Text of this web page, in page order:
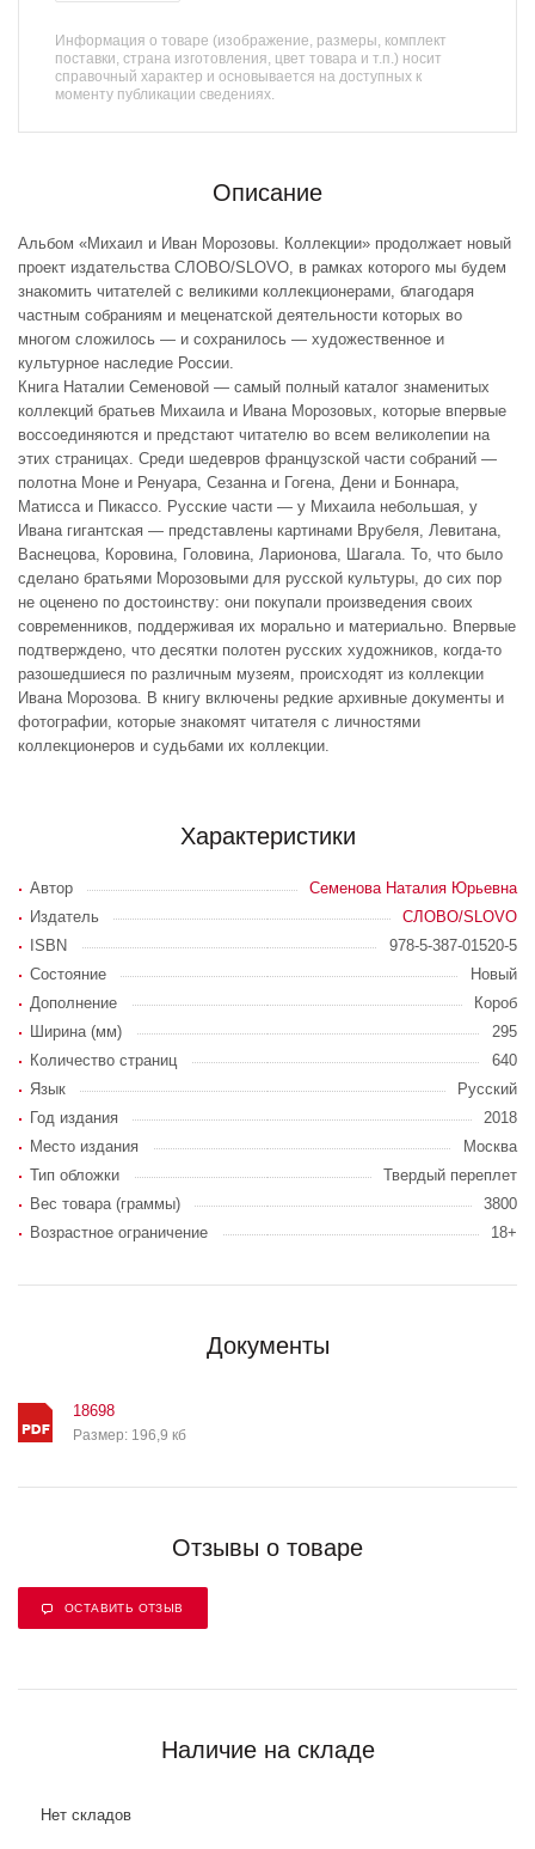
Информация о товаре (изображение, размеры, комплект
поставки, страна изготовления, цвет товара и т.п.) носит
справочный характер и основывается на доступных к
моменту публикации сведениях.
Описание
Альбом «Михаил и Иван Морозовы. Коллекции» продолжает новый
проект издательства СЛОВО/SLOVO, в рамках которого мы будем
знакомить читателей с великими коллекционерами, благодаря
частным собраниям и меценатской деятельности которых во
многом сложилось — и сохранилось — художественное и
культурное наследие России.
Книга Наталии Семеновой — самый полный каталог знаменитых
коллекций братьев Михаила и Ивана Морозовых, которые впервые
воссоединяются и предстают читателю во всем великолепии на
этих страницах. Среди шедевров французской части собраний —
полотна Моне и Ренуара, Сезанна и Гогена, Дени и Боннара,
Матисса и Пикассо. Русские части — у Михаила небольшая, у
Ивана гигантская — представлены картинами Врубеля, Левитана,
Васнецова, Коровина, Головина, Ларионова, Шагала. То, что было
сделано братьями Морозовыми для русской культуры, до сих пор
не оценено по достоинству: они покупали произведения своих
современников, поддерживая их морально и материально. Впервые
подтверждено, что десятки полотен русских художников, когда-то
разошедшиеся по различным музеям, происходят из коллекции
Ивана Морозова. В книгу включены редкие архивные документы и
фотографии, которые знакомят читателя с личностями
коллекционеров и судьбами их коллекции.
Характеристики
Автор
Семенова Наталия Юрьевна
Издатель
СЛОВО/SLOVO
ISBN
978-5-387-01520-5
Состояние
Новый
Дополнение
Короб
Ширина (мм)
295
Количество страниц
640
Язык
Русский
Год издания
2018
Место издания
Москва
Тип обложки
Твердый переплет
Вес товара (граммы)
3800
Возрастное ограничение
18+
Документы
18698
Размер: 196,9 кб
Отзывы о товаре
ОСТАВИТЬ ОТЗЫВ
Наличие на складе
Нет складов